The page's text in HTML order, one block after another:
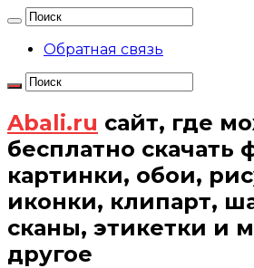
Обратная связь
Abali.ru сайт, где
бесплатно скачать
картинки, обои,
иконки, клипарт,
сканы, этикетки и
другое